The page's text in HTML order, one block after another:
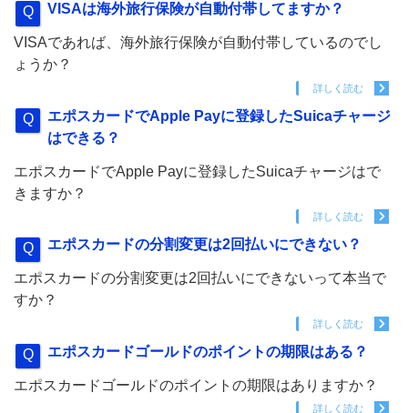
VISAは海外旅行保険が自動付帯してますか？
VISAであれば、海外旅行保険が自動付帯しているのでし
ょうか？
詳しく読む
エポスカードでApple Payに登録したSuicaチャージ
はできる？
エポスカードでApple Payに登録したSuicaチャージはで
きますか？
詳しく読む
エポスカードの分割変更は2回払いにできない？
エポスカードの分割変更は2回払いにできないって本当で
すか？
詳しく読む
エポスカードゴールドのポイントの期限はある？
エポスカードゴールドのポイントの期限はありますか？
詳しく読む